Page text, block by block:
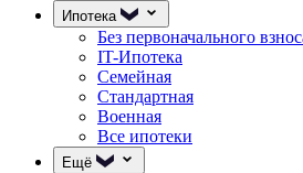
Ипотека
Без первоначального
IT-Ипотека
Семейная
Стандартная
Военная
Все ипотеки
Ещё